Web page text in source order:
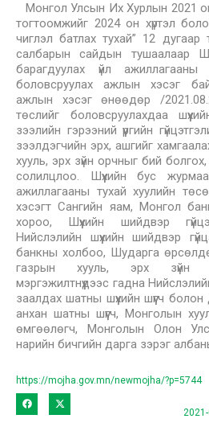
Монгол Улсын Их Хурлын 2021
тогтоомжийг 2024 он хүртэл
чиглэл батлах тухай” 12
салбарын сайдын тушаалаар
барагдуулах үйл
боловсруулах ажлын хэсэг
ажлын хэсэг өнөөдөр /
төслийг боловсруулахдаа
зээлийн гэрээний үүргийн
зээлдэгчийн эрх, ашгийг
хууль, эрх зүйн орчныг бий
солилцлоо. Шүүхийн бус
ажиллагааны тухай хуулийн
хэсэгт Сангийн яам, Монгол
хороо, Шүүхийн шийдвэр
Нийслэлийн шүүхийн шийдвэр
банкны холбоо, Шударга
газрын хууль, эрх зүйн
мэргэжилтнүүдээс гадна
заалдах шатны шүүхийн шүүгч болон
анхан шатны шүүгч, Монголын
өмгөөлөгч, Монголын Олон
нарийн бичгийн дарга зэрэг
https://mojha.gov.mn/newmojha/?p=5744